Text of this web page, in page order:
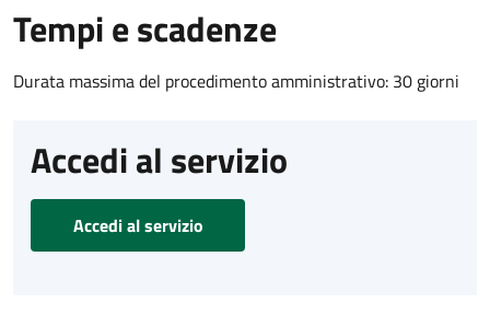
Tempi e scadenze
Durata massima del procedimento amministrativo: 30 giorni
Accedi al servizio
Accedi al servizio